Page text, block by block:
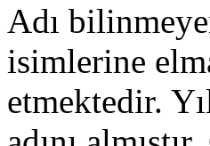
Adı
isimlerine
etmektedir.